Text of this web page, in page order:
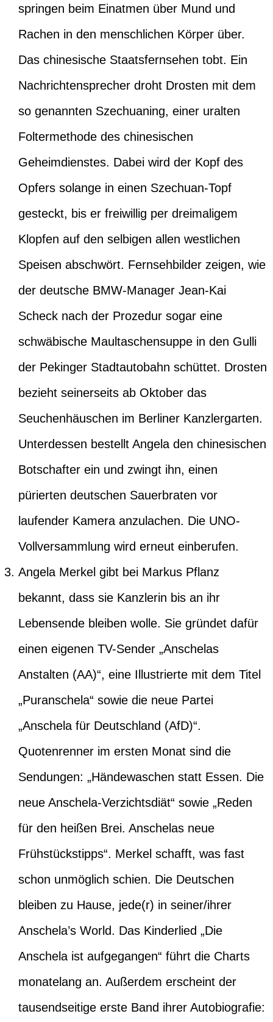
springen beim Einatmen über Mund und
Rachen in den menschlichen Körper über.
Das chinesische Staatsfernsehen tobt. Ein
Nachrichtensprecher droht Drosten mit dem
so genannten Szechuaning, einer uralten
Foltermethode des chinesischen
Geheimdienstes. Dabei wird der Kopf des
Opfers solange in einen Szechuan-Topf
gesteckt, bis er freiwillig per dreimaligem
Klopfen auf den selbigen allen westlichen
Speisen abschwört. Fernsehbilder zeigen, wie
der deutsche BMW-Manager Jean-Kai
Scheck nach der Prozedur sogar eine
schwäbische Maultaschensuppe in den Gulli
der Pekinger Stadtautobahn schüttet. Drosten
bezieht seinerseits ab Oktober das
Seuchenhäuschen im Berliner Kanzlergarten.
Unterdessen bestellt Angela den chinesischen
Botschafter ein und zwingt ihn, einen
pürierten deutschen Sauerbraten vor
laufender Kamera anzulachen. Die UNO-
Vollversammlung wird erneut einberufen.
Angela Merkel gibt bei Markus Pflanz
bekannt, dass sie Kanzlerin bis an ihr
Lebensende bleiben wolle. Sie gründet dafür
einen eigenen TV-Sender „Anschelas
Anstalten (AA)“, eine Illustrierte mit dem Titel
„Puranschela“ sowie die neue Partei
„Anschela für Deutschland (AfD)“.
Quotenrenner im ersten Monat sind die
Sendungen: „Händewaschen statt Essen. Die
neue Anschela-Verzichtsdiät“ sowie „Reden
für den heißen Brei. Anschelas neue
Frühstückstipps“. Merkel schafft, was fast
schon unmöglich schien. Die Deutschen
bleiben zu Hause, jede(r) in seiner/ihrer
Anschela’s World. Das Kinderlied „Die
Anschela ist aufgegangen“ führt die Charts
monatelang an. Außerdem erscheint der
tausendseitige erste Band ihrer Autobiografie: